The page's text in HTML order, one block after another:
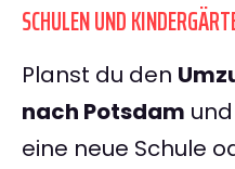
SCHULEN UND
Planst du den
nach Potsdam
eine neue Schule